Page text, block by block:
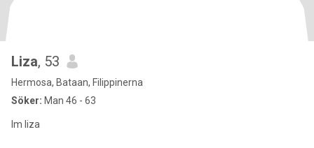
Liza, 53
Hermosa, Bataan, Filippinerna
Söker: Man 46 - 63
Im liza